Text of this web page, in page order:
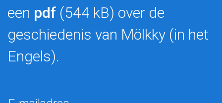
een pdf (544 kB) over de
geschiedenis van Mölkky (in het
Engels).